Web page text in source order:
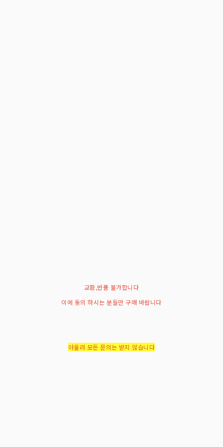
교환,반품 불가합니다
이에 동의 하시는 분들만 구매 바랍니다
아울러 모든 문의는 받지 않습니다